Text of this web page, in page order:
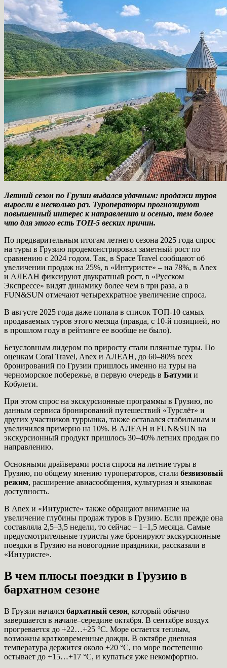
Летний сезон по Грузии выдался удачным: продажи туров
выросли в несколько раз. Туроператоры прогнозируют
повышенный интерес к направлению и осенью, тем более
что для этого есть ТОП-5 веских причин.
По предварительным итогам летнего сезона 2025 года спрос
на туры в Грузию продемонстрировал заметный рост по
сравнению с 2024 годом. Так, в Space Travel сообщают об
увеличении продаж на 25%, в «Интуристе» – на 78%, в Anex
и АЛЕАН фиксируют двукратный рост, в «Русском
Экспрессе» видят динамику более чем в три раза, а в
FUN&SUN отмечают четырехкратное увеличение спроса.
В августе 2025 года даже попала в список ТОП-10 самых
продаваемых туров этого месяца (правда, с 10-й позицией, но
в прошлом году в рейтинге ее вообще не было).
Безусловным лидером по приросту стали пляжные туры. По
оценкам Coral Travel, Anex и АЛЕАН, до 60–80% всех
бронирований по Грузии пришлось именно на туры на
черноморское побережье, в первую очередь в Батуми и
Кобулети.
При этом спрос на экскурсионные программы в Грузию, по
данным сервиса бронирований путешествий «Турслёт» и
других участников туррынка, также оставался стабильным и
увеличился примерно на 10%. В АЛЕАН и FUN&SUN на
экскурсионный продукт пришлось 30–40% летних продаж по
направлению.
Основными драйверами роста спроса на летние туры в
Грузию, по общему мнению туроператоров, стали безвизовый
режим, расширение авиасообщения, культурная и языковая
доступность.
В Anex и «Интуристе» также обращают внимание на
увеличение глубины продаж туров в Грузию. Если прежде она
составляла 2,5–3,5 недели, то сейчас – 1–1,5 месяца. Самые
предусмотрительные туристы уже бронируют экскурсионные
поездки в Грузию на новогодние праздники, рассказали в
«Интуристе».
В чем плюсы поездки в Грузию в
бархатном сезоне
В Грузии начался бархатный сезон, который обычно
завершается в начале–середине октября. В сентябре воздух
прогревается до +22…+25 °C. Море остается теплым,
возможны кратковременные дожди. В октябре дневная
температура держится около +20 °C, но море постепенно
остывает до +15…+17 °C, и купаться уже некомфортно.